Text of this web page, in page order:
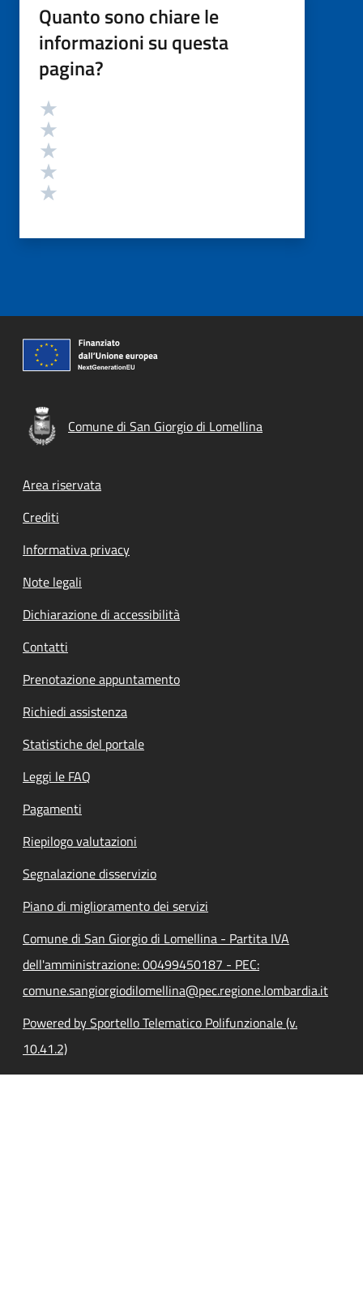
Quanto sono chiare le
informazioni su questa
pagina?
Valutazione
Comune di San Giorgio di Lomellina
Footer menu
Area riservata
Crediti
Informativa privacy
Note legali
Dichiarazione di accessibilità
Contatti
Prenotazione appuntamento
Richiedi assistenza
Statistiche del portale
Leggi le FAQ
Pagamenti
Riepilogo valutazioni
Segnalazione disservizio
Piano di miglioramento dei servizi
Comune di San Giorgio di Lomellina - Partita IVA
dell'amministrazione: 00499450187 - PEC:
comune.sangiorgiodilomellina@pec.regione.lombardia.it
Powered by Sportello Telematico Polifunzionale (v.
10.41.2)